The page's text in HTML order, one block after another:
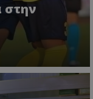
στην